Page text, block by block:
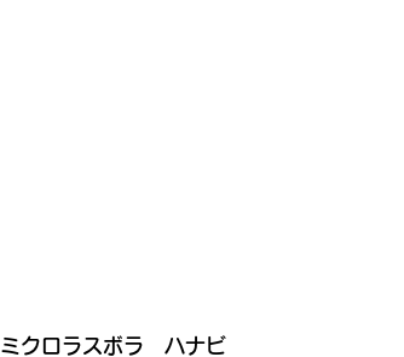
ミクロラスボラ　ハナビ